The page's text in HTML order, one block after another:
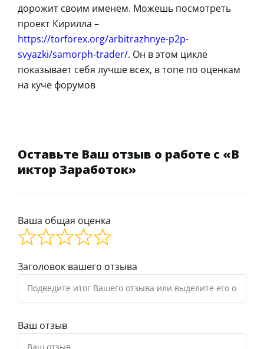
дорожит своим именем. Можешь посмотреть
проект Кирилла –
https://torforex.org/arbitrazhnye-p2p-
svyazki/samorph-trader/. Он в этом цикле
показывает себя лучше всех, в топе по оценкам
на куче форумов
Оставьте Ваш отзыв о работе с «В
иктор Заработок»
Ваша общая оценка
Заголовок вашего отзыва
Ваш отзыв